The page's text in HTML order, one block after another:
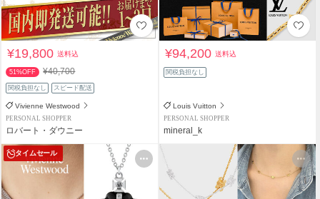
¥19,800送料込
51%OFF ¥40,700
関税負担なし スピード配送
Vivienne Westwood
PERSONAL SHOPPER
ロバート・ダウニー
¥94,200送料込
関税負担なし
Louis Vuitton
PERSONAL SHOPPER
mineral_k
タイムセール